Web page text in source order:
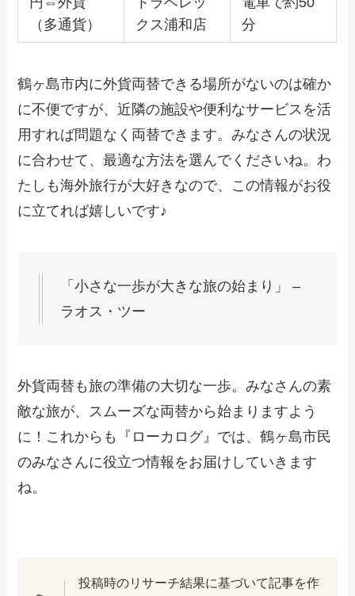
（多通貨）
クス浦和店
分
鶴ヶ島市内に外貨両替できる場所がないのは確か
に不便ですが、近隣の施設や便利なサービスを活
用すれば問題なく両替できます。みなさんの状況
に合わせて、最適な方法を選んでくださいね。わ
たしも海外旅行が大好きなので、この情報がお役
に立てれば嬉しいです♪
「小さな一歩が大きな旅の始まり」 –
ラオス・ツー
外貨両替も旅の準備の大切な一歩。みなさんの素
敵な旅が、スムーズな両替から始まりますよう
に！これからも『ローカログ』では、鶴ヶ島市民
のみなさんに役立つ情報をお届けしていきます
ね。
投稿時のリサーチ結果に基づいて記事を作